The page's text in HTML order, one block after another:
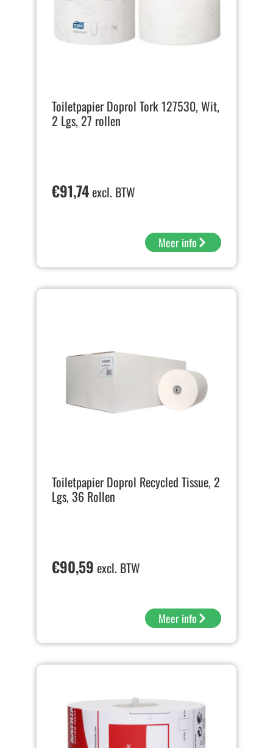
Toiletpapier Doprol Tork 127530, Wit,
2 Lgs, 27 rollen
€91,74excl. BTW
Meer info
Toiletpapier Doprol Recycled Tissue, 2
Lgs, 36 Rollen
€90,59 excl. BTW
Meer info